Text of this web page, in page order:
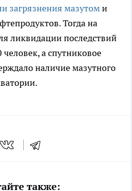
загрязнения мазутоми
Тогда на
ликвидации последствий
а спутниковое
наличие мазутного
также: